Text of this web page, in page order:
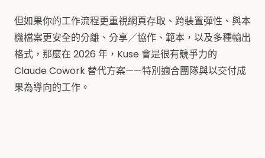
但如果你的工作流程更重視網頁存取、跨裝置彈性、與本
機檔案更安全的分離、分享／協作、範本，以及多種輸出
格式，那麼在 2026 年，Kuse 會是很有競爭力的
Claude Cowork 替代方案——特別適合團隊與以交付成
果為導向的工作。